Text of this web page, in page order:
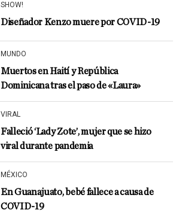
SHOW!
Diseñador Kenzo muere por COVID-19
MUNDO
Muertos en Haití y República
Dominicana tras el paso de «Laura»
VIRAL
Falleció ‘Lady Zote’, mujer que se hizo
viral durante pandemia
MÉXICO
En Guanajuato, bebé fallece a causa de
COVID-19